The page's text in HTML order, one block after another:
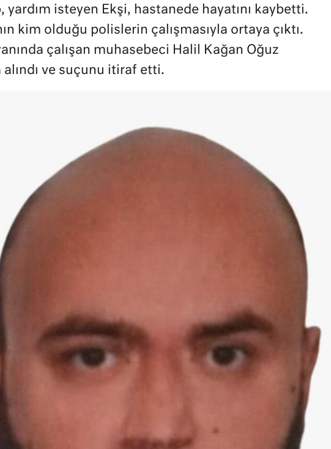
yardım isteyen Ekşi, hastanede hayatını kaybetti.
kim olduğu polislerin çalışmasıyla ortaya çıktı.
çalışan muhasebeci Halil Kağan Oğuz
alındı ve suçunu itiraf etti.